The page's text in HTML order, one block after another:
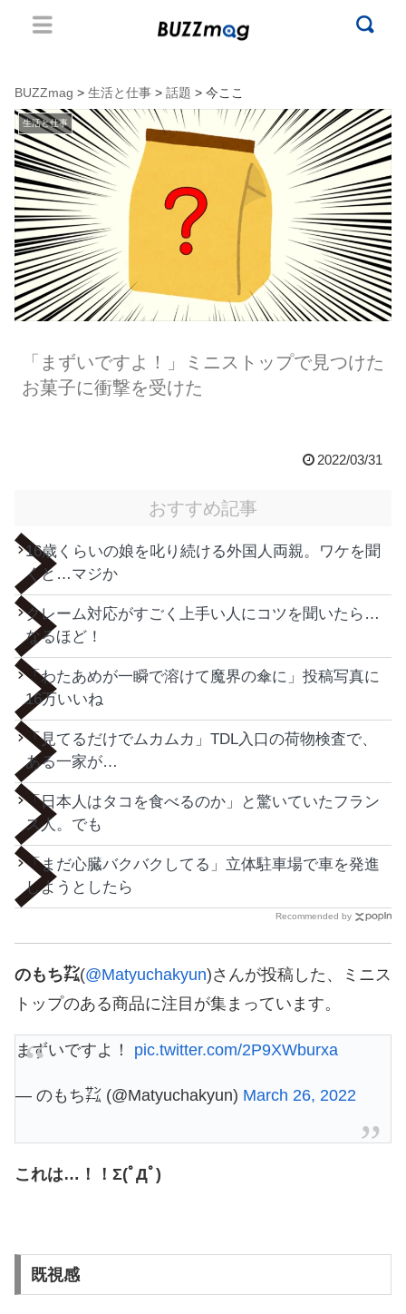
BUZZmag > 生活と仕事 > 話題 > 今ここ
生活と仕事
「まずいですよ！」ミニストップで見つけた
お菓子に衝撃を受けた
2022/03/31
おすすめ記事
16歳くらいの娘を叱り続ける外国人両親。ワケを聞
くと…マジか
クレーム対応がすごく上手い人にコツを聞いたら…
なるほど！
「わたあめが一瞬で溶けて魔界の傘に」投稿写真に
16万いいね
「見てるだけでムカムカ」TDL入口の荷物検査で、
ある一家が…
「日本人はタコを食べるのか」と驚いていたフラン
ス人。でも
「まだ心臓バクバクしてる」立体駐車場で車を発進
しようとしたら
Recommended by
のもち㌠(@Matyuchakyun)さんが投稿した、ミニス
トップのある商品に注目が集まっています。
まずいですよ！ pic.twitter.com/2P9XWburxa
— のもち㌠ (@Matyuchakyun) March 26, 2022
これは…！！Σ(ﾟДﾟ)
既視感